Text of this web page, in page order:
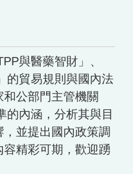
與醫藥智財」、
的貿易規則與國內法
公部門主管機關
的內涵，分析其與目
並提出國內政策調
精彩可期，歡迎踴